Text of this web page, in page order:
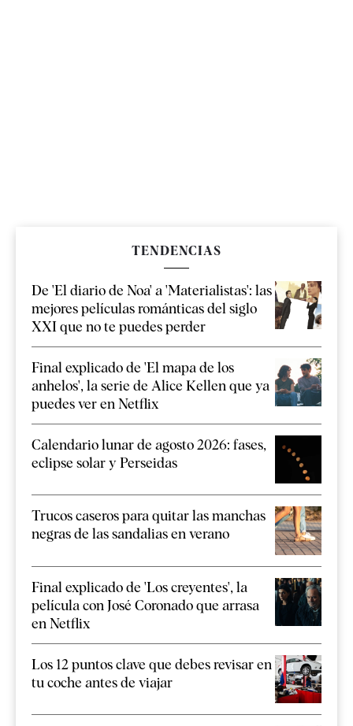
TENDENCIAS
De 'El diario de Noa' a 'Materialistas': las
mejores películas románticas del siglo
XXI que no te puedes perder
Final explicado de 'El mapa de los
anhelos', la serie de Alice Kellen que ya
puedes ver en Netflix
Calendario lunar de agosto 2026: fases,
eclipse solar y Perseidas
Trucos caseros para quitar las manchas
negras de las sandalias en verano
Final explicado de 'Los creyentes', la
película con José Coronado que arrasa
en Netflix
Los 12 puntos clave que debes revisar en
tu coche antes de viajar